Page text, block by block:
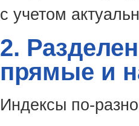
с учетом
2.
прямые и
Индексы по-